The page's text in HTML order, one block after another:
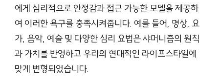
에게 심리적으로 안정감과 접근 가능한 모델을 제공하
여 이러한 욕구를 충족시켜줍니다. 예를 들어, 명상, 요
가, 음악, 예술 및 다양한 심리 요법은 샤머니즘의 원칙
과 가치를 반영하고 우리의 현대적인 라이프스타일에
맞게 변형되었습니다.